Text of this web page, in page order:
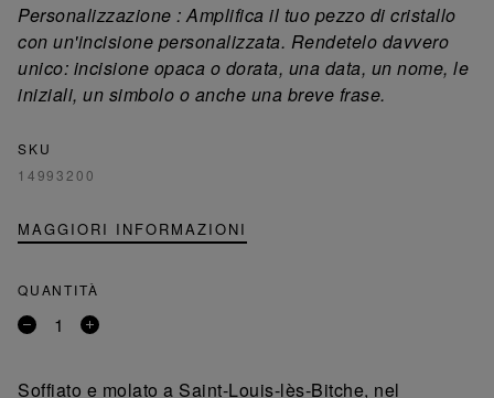
Personalizzazione :Amplifica il tuo pezzo di cristallo
con un'incisione personalizzata. Rendetelo davvero
unico: incisione opaca o dorata, una data, un nome, le
iniziali, un simbolo o anche una breve frase.
SKU
14993200
MAGGIORI INFORMAZIONI
QUANTITÀ
Rimuovi
Aggiungi
Soffiato e molato a Saint-Louis-lès-Bitche, nel